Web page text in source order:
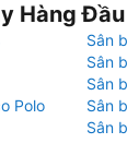
Hàng
Sân
Sân
Sân
Polo
Sân
Sân